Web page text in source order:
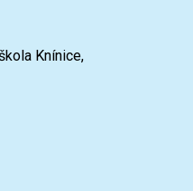
Knínice,